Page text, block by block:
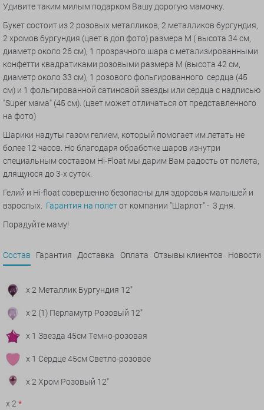
Удивите таким милым подарком Вашу дорогую мамочку.
Букет состоит из 2 розовых металликов, 2 металликов бургундия,
2 хромов бургундия (цвет в доп фото) размера М ( высота 34 см,
диаметр около 26 см), 1 прозрачного шара с метализированными
конфетти квадратиками розовыми размера М (высота 42 см,
диаметр около 33 см), 1 розового фольгированного сердца (45
см) и 1 фольгированной cатиновой звезды или сердца с надписью
"Super мама" (45 см). (цвет может отличаться от представленного
на фото)
Шарики надуты газом гелием, который помогает им летать не
более 12 часов. Но благодаря обработке шаров изнутри
специальным составом Hi-Float мы дарим Вам радость от полета,
длящуюся до 3-х суток.
Гелий и Hi-float совершенно безопасны для здоровья малышей и
взрослых. Гарантия на полетот компании "Шарлот" - 3 дня.
Порадуйте маму!
Состав Гарантия Доставка Оплата Отзывы клиентов Новости
x 2 Металлик Бургундия 12"
x 2 (1) Перламутр Розовый 12"
x 1 Звезда 45см Темно-розовая
x 1 Сердце 45см Светло-розовое
x 2 Хром Розовый 12"
x 2 *